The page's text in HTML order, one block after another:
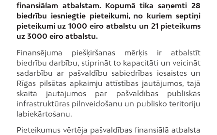
finansiālam atbalstam. Kopumā tika saņemti 28
biedrību iesniegtie pieteikumi, no kuriem septiņi
pieteikumi uz 1000 eiro atbalstu un 21 pieteikums
uz 3000 eiro atbalstu.
Finansējuma piešķiršanas mērķis ir atbalstīt
biedrību darbību, stiprināt to kapacitāti un veicināt
sadarbību ar pašvaldību sabiedrības iesaistes un
Rīgas pilsētas apkaimju attīstības jautājumos, tajā
skaitā jautājumos par pašvaldības publiskās
infrastruktūras pilnveidošanu un publisko teritoriju
labiekārtošanu.
Pieteikumus vērtēja pašvaldības finansiālā atbalsta